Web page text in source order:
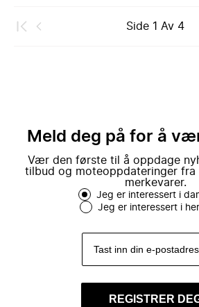
Side 1 Av 4
Meld deg på for å
Vær den første til å oppdage
tilbud og moteoppdateringer fra
merkevarer.
Jeg er interessert i
Jeg er interessert i
REGISTRER